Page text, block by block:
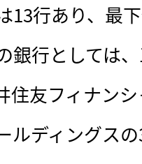
13行あり、最
銀行としては
住友フィナン
ルディングス